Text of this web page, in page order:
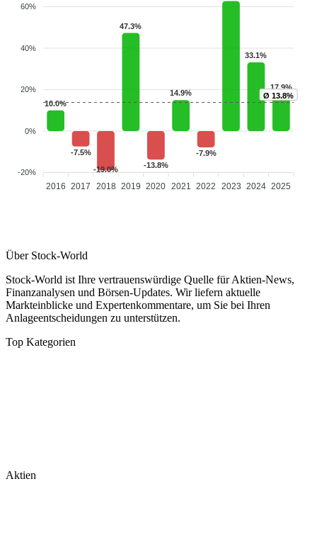
60%
40%
20%
0%
-20%
10.0%
-7.5%
-19.0%
47.3%
-13.8%
14.9%
-7.9%
33.1%
17.9%
2016 2017 2018 2019 2020 2021 2022 2023 2024 2025
Ø 13.8%
Über Stock-World
Stock-World ist Ihre vertrauenswürdige Quelle für Aktien-News,
Finanzanalysen und Börsen-Updates. Wir liefern aktuelle
Markteinblicke und Expertenkommentare, um Sie bei Ihren
Anlageentscheidungen zu unterstützen.
Top Kategorien
Aktien